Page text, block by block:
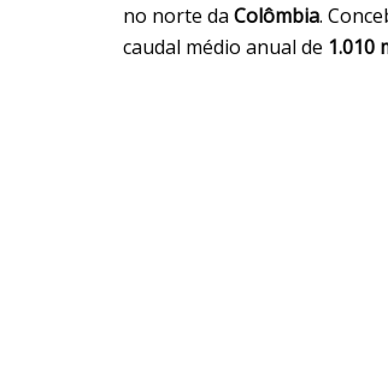
no norte da Colômbia.
caudal médio anual de 1.010